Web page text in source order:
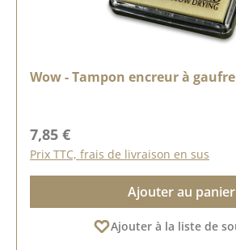
Wow - Tampon encreur à
Prix régulier :
7,85 €
Prix TTC, frais de livraison en sus
Ajouter au panier
Ajouter à la liste de